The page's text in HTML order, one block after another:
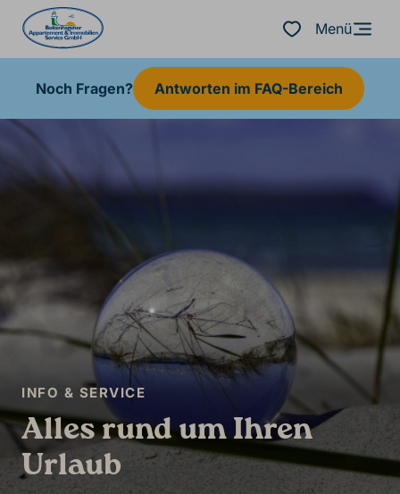
Menü
Noch Fragen? Antworten im FAQ-Bereich
INFO & SERVICE
Alles rund um Ihren
Urlaub